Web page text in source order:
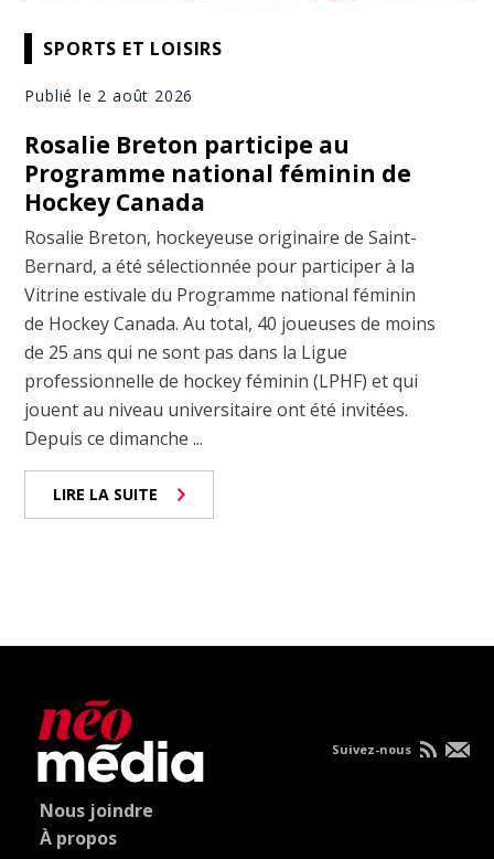
SPORTS ET LOISIRS
Publié le 2 août 2026
Rosalie Breton participe au
Programme national féminin de
Hockey Canada
Rosalie Breton, hockeyeuse originaire de Saint-
Bernard, a été sélectionnée pour participer à la
Vitrine estivale du Programme national féminin
de Hockey Canada. Au total, 40 joueuses de moins
de 25 ans qui ne sont pas dans la Ligue
professionnelle de hockey féminin (LPHF) et qui
jouent au niveau universitaire ont été invitées.
Depuis ce dimanche ...
LIRE LA SUITE
Nous joindre
À propos
Suivez-nous